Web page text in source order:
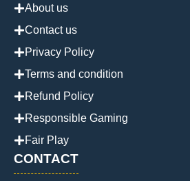
About us
Contact us
Privacy Policy
Terms and condition
Refund Policy
Responsible Gaming
Fair Play
CONTACT